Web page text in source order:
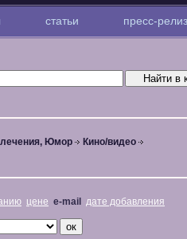
статьи пресс-
Юмор Кино/видео
цене e-mail дате добавления